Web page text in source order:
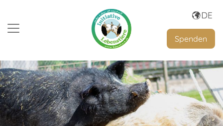
Spenden